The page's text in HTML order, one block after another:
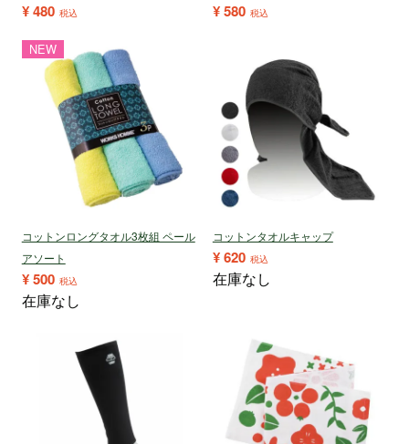
¥480 税込 ¥580 税込
NEW
コットンロングタオル3枚組 ペール
アソート
¥500 税込
在庫なし
コットンタオルキャップ
¥620 税込
在庫なし